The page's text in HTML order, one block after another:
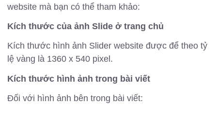
website mà bạn có thể tham khảo:
Kích thước của ảnh Slide ở trang chủ
Kích thước hình ảnh Slider website được để theo tỷ
lệ vàng là 1360 x 540 pixel.
Kích thước hình ảnh trong bài viết
Đối với hình ảnh bên trong bài viết: